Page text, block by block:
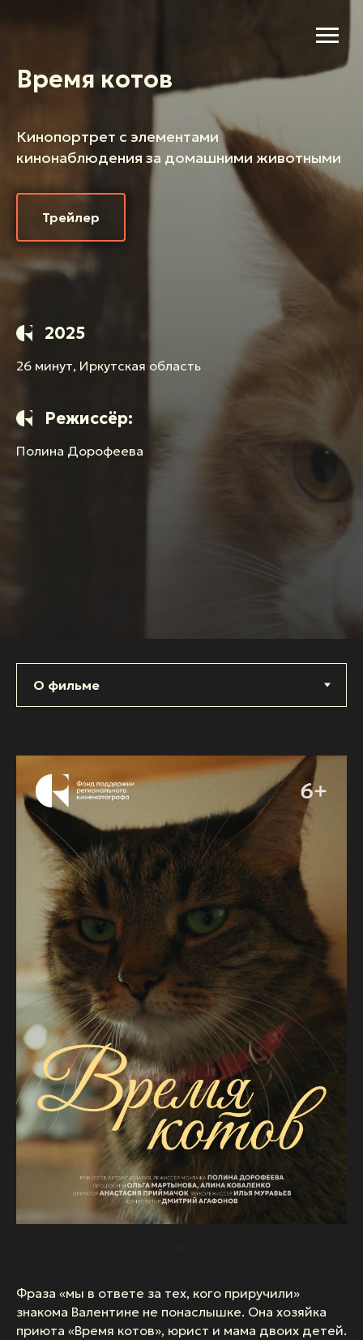
Время котов
Кинопортрет с элементами
кинонаблюдения за домашними животными
Трейлер
2025
26 минут, Иркутская область
Режиссёр:
Полина Дорофеева
Фраза «мы в ответе за тех, кого приручили»
знакома Валентине не понаслышке. Она хозяйка
приюта «Время котов», юрист и мама двоих детей.